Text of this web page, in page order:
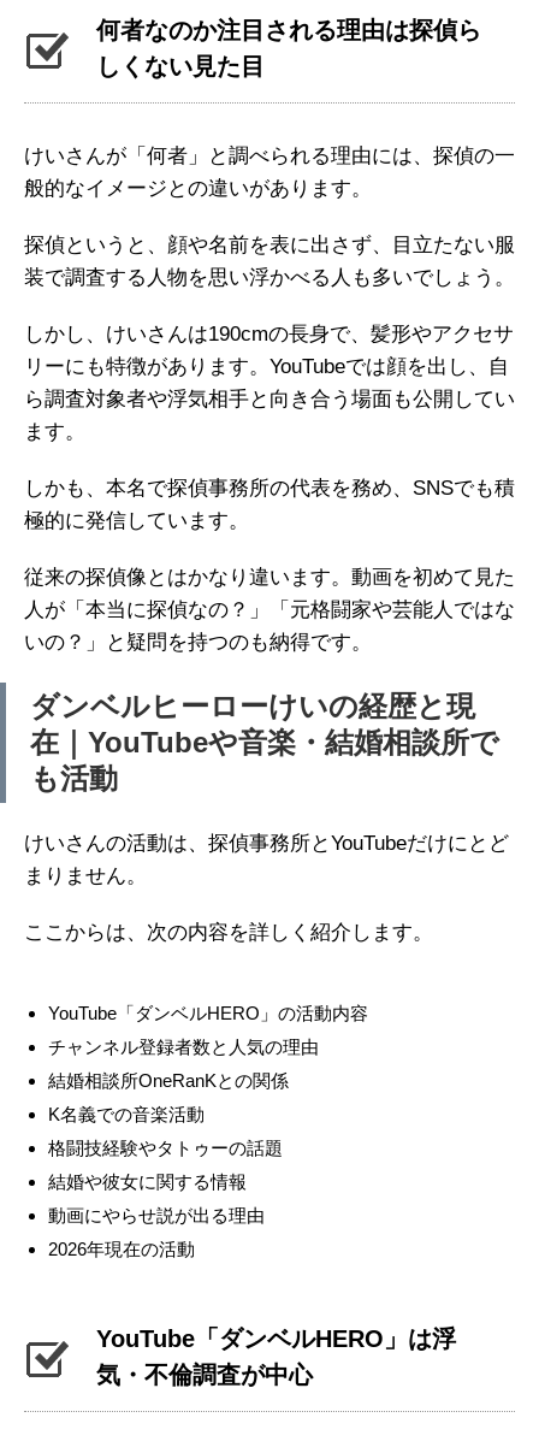
何者なのか注目される理由は探偵ら
しくない見た目
けいさんが「何者」と調べられる理由には、探偵の一
般的なイメージとの違いがあります。
探偵というと、顔や名前を表に出さず、目立たない服
装で調査する人物を思い浮かべる人も多いでしょう。
しかし、けいさんは190cmの長身で、髪形やアクセサ
リーにも特徴があります。YouTubeでは顔を出し、自
ら調査対象者や浮気相手と向き合う場面も公開してい
ます。
しかも、本名で探偵事務所の代表を務め、SNSでも積
極的に発信しています。
従来の探偵像とはかなり違います。動画を初めて見た
人が「本当に探偵なの？」「元格闘家や芸能人ではな
いの？」と疑問を持つのも納得です。
ダンベルヒーローけいの経歴と現
在｜YouTubeや音楽・結婚相談所で
も活動
けいさんの活動は、探偵事務所とYouTubeだけにとど
まりません。
ここからは、次の内容を詳しく紹介します。
YouTube「ダンベルHERO」の活動内容
チャンネル登録者数と人気の理由
結婚相談所OneRanKとの関係
K名義での音楽活動
格闘技経験やタトゥーの話題
結婚や彼女に関する情報
動画にやらせ説が出る理由
2026年現在の活動
YouTube「ダンベルHERO」は浮
気・不倫調査が中心